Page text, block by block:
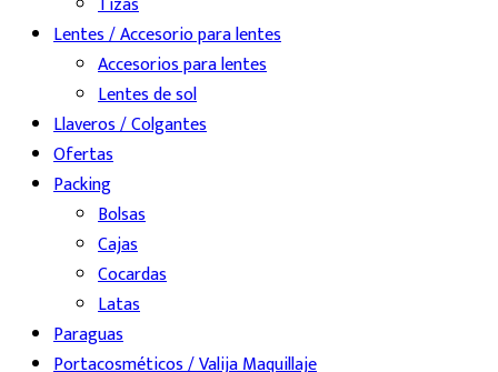
Lentes / Accesorio para lentes
Accesorios para lentes
Lentes de sol
Llaveros / Colgantes
Ofertas
Packing
Bolsas
Cajas
Cocardas
Latas
Paraguas
Portacosméticos / Valija Maquillaje